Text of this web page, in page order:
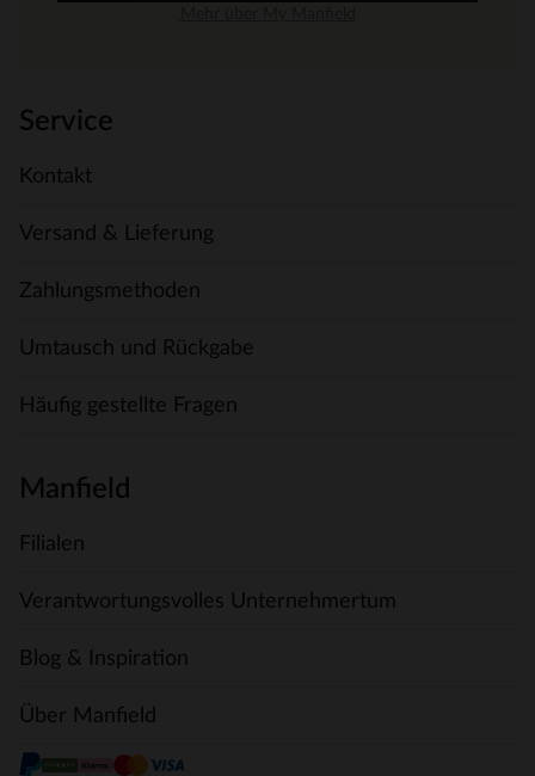
Service
Kontakt
Versand & Lieferung
Zahlungsmethoden
Umtausch und Rückgabe
Häufig gestellte Fragen
Manfield
Filialen
Verantwortungsvolles Unternehmertum
Blog & Inspiration
Über Manfield